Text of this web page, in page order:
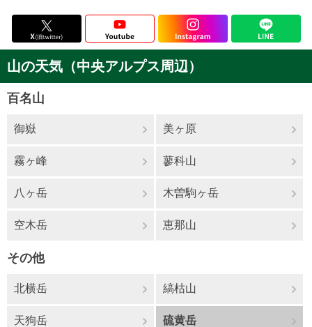
山の天気（中央アルプス周辺）
百名山
御嶽 美ヶ原
霧ヶ峰 蓼科山
八ヶ岳 木曽駒ヶ岳
空木岳 恵那山
その他
北横岳 縞枯山
天狗岳 硫黄岳